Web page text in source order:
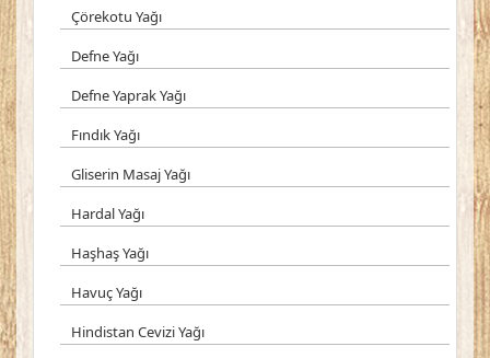
Çörekotu Yağı
Defne Yağı
Defne Yaprak Yağı
Fındık Yağı
Gliserin Masaj Yağı
Hardal Yağı
Haşhaş Yağı
Havuç Yağı
Hindistan Cevizi Yağı